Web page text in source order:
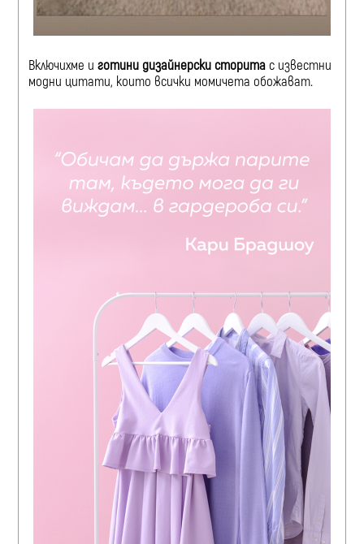
Включихме иготини дизайнерски сторита с известни
модни цитати, които всички момичета обожават.